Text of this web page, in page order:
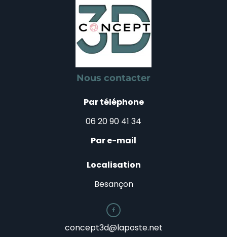
Nous contacter
Par téléphone
06 20 90 41 34
Par e-mail
Localisation
Besançon

concept3d@laposte.net